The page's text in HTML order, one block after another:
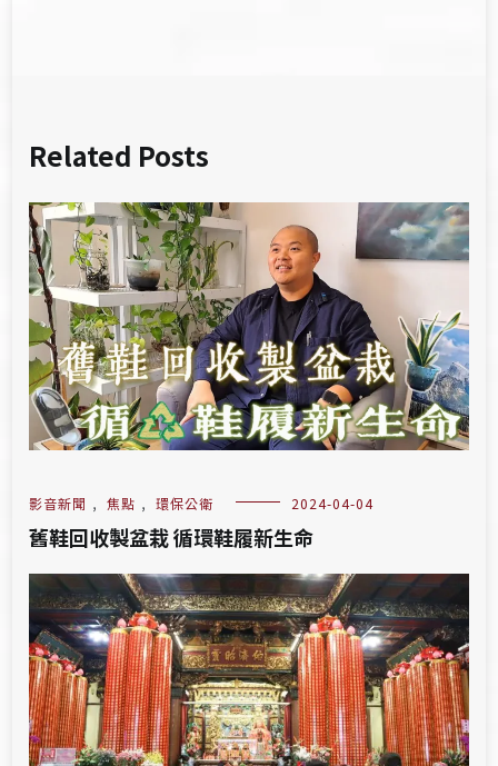
Related Posts
影音新聞 , 焦點 , 環保公衛 2024-04-04
舊鞋回收製盆栽 循環鞋履新生命